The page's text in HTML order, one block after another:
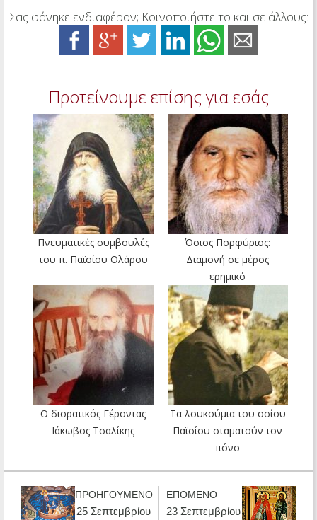
Σας φάνηκε ενδιαφέρον; Κοινοποιήστε το και σε άλλους:
Προτείνουμε επίσης για εσάς
Πνευματικές συμβουλές
του π. Παϊσίου Ολάρου
Όσιος Πορφύριος:
Διαμονή σε μέρος
ερημικό
Ο διορατικός Γέροντας
Ιάκωβος Τσαλίκης
Τα λουκούμια του οσίου
Παϊσίου σταματούν τον
πόνο
ΠΡΟΗΓΟΥΜΕΝΟ
25 Σεπτεμβρίου
ΕΠΟΜΕΝΟ
23 Σεπτεμβρίου